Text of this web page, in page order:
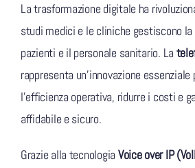
La trasformazione digitale ha
studi medici e le cliniche gestiscono
pazienti e il personale sanitario. La
rappresenta un’innovazione
l’efficienza operativa, ridurre i costi e
affidabile e sicuro.
Grazie alla tecnologia Voice over IP